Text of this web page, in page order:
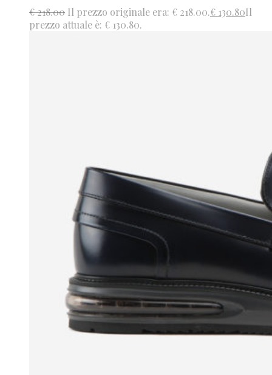
€218.00 Il prezzo originale era: € 218.00.€ 130.80Il
prezzo attuale è: € 130.80.